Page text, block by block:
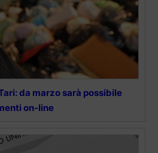
da marzo sarà possibile
on-line